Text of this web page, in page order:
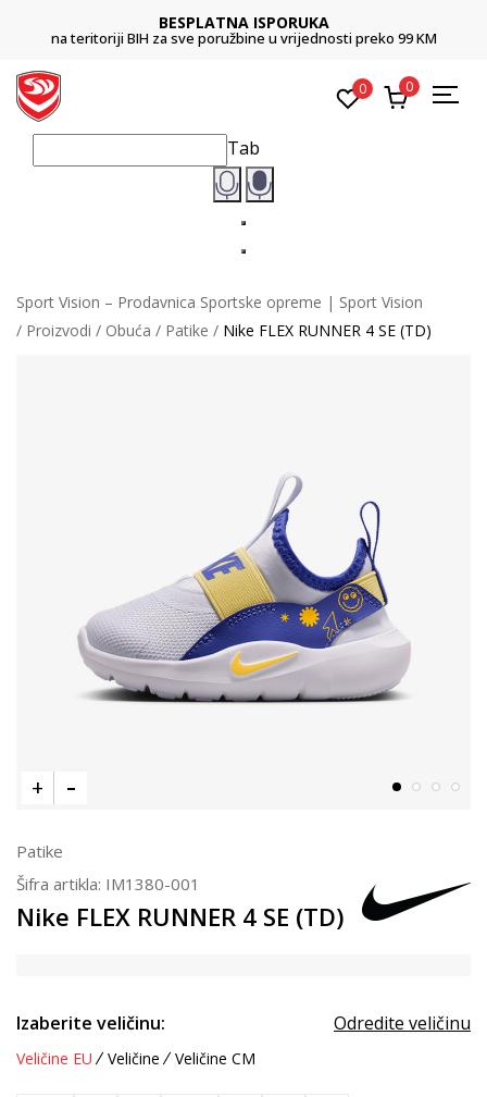
BESPLATNA ISPORUKA
na teritoriji BIH za sve poružbine u vrijednosti preko 99 KM
0 0
Tab
Sport Vision – Prodavnica Sportske opreme | Sport Vision
Proizvodi
Obuća Patike Nike FLEX RUNNER 4 SE (TD)
Patike
Šifra artikla: IM1380-001
Nike FLEX RUNNER 4 SE (TD)
Izaberite veličinu: Odredite veličinu
Veličine EU Veličine Veličine CM